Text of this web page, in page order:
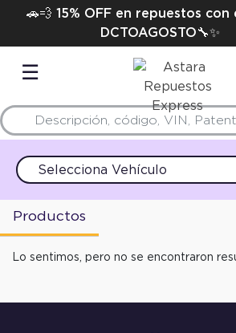
🚗💨 15% OFF en repuestos con
DCTOAGOSTO🔧✨
☰
Selecciona Vehículo
Productos
Lo sentimos, pero no se encontraron